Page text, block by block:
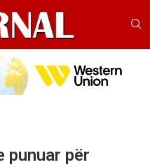
punuar për